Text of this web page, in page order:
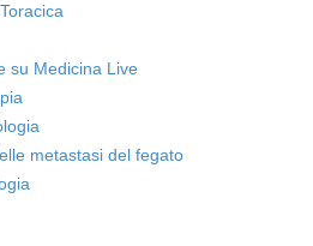
su Medicina Live
metastasi del fegato